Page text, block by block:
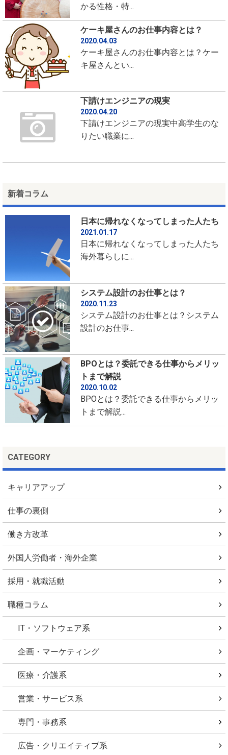
かる性格・特...
ケーキ屋さんのお仕事内容とは？
2020.04.03
ケーキ屋さんのお仕事内容とは？ケー
キ屋さんとい...
下請けエンジニアの現実
2020.04.20
下請けエンジニアの現実中高学生のな
りたい職業に...
新着コラム
日本に帰れなくなってしまった人たち
2021.01.17
日本に帰れなくなってしまった人たち
海外暮らしに...
システム設計のお仕事とは？
2020.11.23
システム設計のお仕事とは？システム
設計のお仕事...
BPOとは？委託できる仕事からメリッ
トまで解説
2020.10.02
BPOとは？委託できる仕事からメリッ
トまで解説...
CATEGORY
キャリアアップ
仕事の裏側
働き方改革
外国人労働者・海外企業
採用・就職活動
職種コラム
IT・ソフトウェア系
企画・マーケティング
医療・介護系
営業・サービス系
専門・事務系
広告・クリエイティブ系